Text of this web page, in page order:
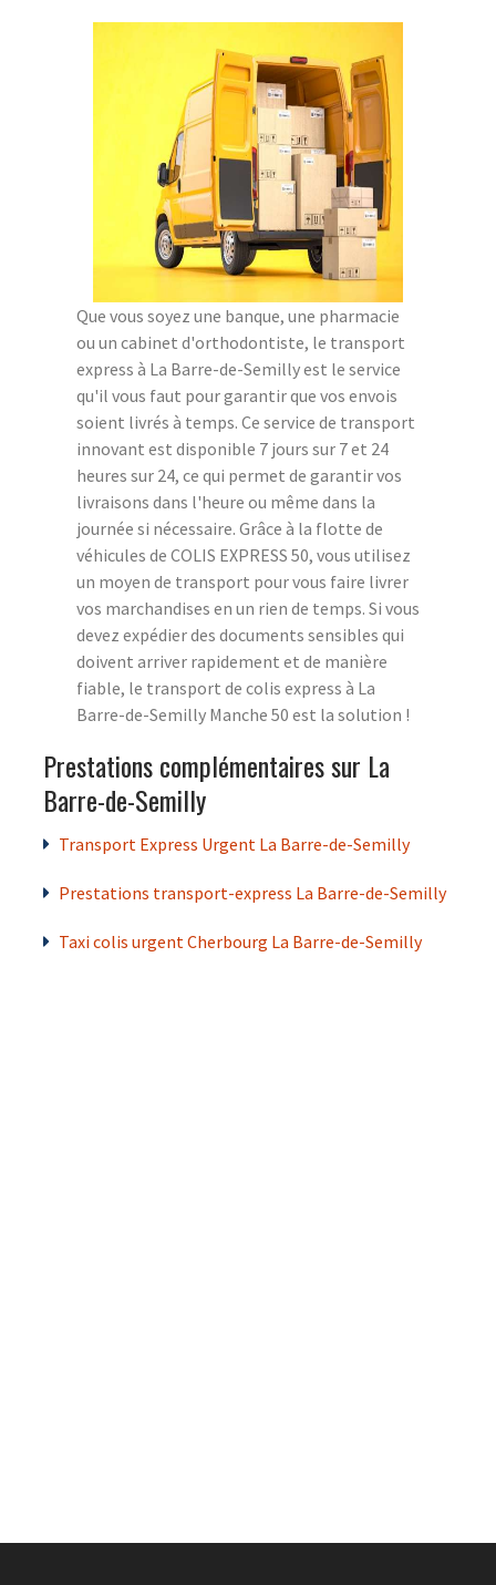
Que vous soyez une banque, une pharmacie
ou un cabinet d'orthodontiste, le transport
express à La Barre-de-Semilly est le service
qu'il vous faut pour garantir que vos envois
soient livrés à temps. Ce service de transport
innovant est disponible 7 jours sur 7 et 24
heures sur 24, ce qui permet de garantir vos
livraisons dans l'heure ou même dans la
journée si nécessaire. Grâce à la flotte de
véhicules de COLIS EXPRESS 50, vous utilisez
un moyen de transport pour vous faire livrer
vos marchandises en un rien de temps. Si vous
devez expédier des documents sensibles qui
doivent arriver rapidement et de manière
fiable, le transport de colis express à La
Barre-de-Semilly Manche 50 est la solution !
Prestations complémentaires sur La
Barre-de-Semilly
Transport Express Urgent La Barre-de-Semilly
Prestations transport-express La Barre-de-Semilly
Taxi colis urgent Cherbourg La Barre-de-Semilly